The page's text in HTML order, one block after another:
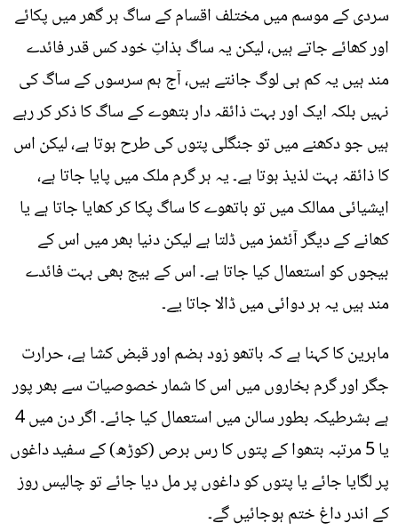
سردی کے موسم میں مختلف اقسام کے ساگ ہر گھر میں پکائے
اور کھائے جاتے ہیں، لیکن یہ ساگ بذاتِ خود کس قدر فائدے
مند ہیں یہ کم ہی لوگ جانتے ہیں، آج ہم سرسوں کے ساگ کی
نہیں بلکہ ایک اور بہت ذائقہ دار بتھوے کے ساگ کا ذکر کر رہے
ہیں جو دکھنے میں تو جنگلی پتوں کی طرح ہوتا ہے، لیکن اس
کا ذائقہ بہت لذیذ ہوتا ہے۔ یہ ہر گرم ملک میں پایا جاتا ہے،
ایشیائی ممالک میں تو باتھوے کا ساگ پکا کر کھایا جاتا ہے یا
کھانے کے دیگر آئٹمز میں ڈلتا ہے لیکن دنیا بھر میں اس کے
بیجوں کو استعمال کیا جاتا ہے۔ اس کے بیج بھی بہت فائدے
مند ہیں یہ ہر دوائی میں ڈالا جاتا یے۔
ماہرین کا کہنا ہے کہ باتھو زود ہضم اور قبض کشا ہے، حرارت
جگر اور گرم بخاروں میں اس کا شمار خصوصیات سے بھر پور
ہے بشرطیکہ بطور سالن میں استعمال کیا جائے۔ اگر دن میں 4
یا 5 مرتبہ بتھوا کے پتوں کا رس برص (کوڑھ) کے سفید داغوں
پر لگایا جائے یا پتوں کو داغوں پر مل دیا جائے تو چالیس روز
کے اندر داغ ختم ہوجائیں گے۔